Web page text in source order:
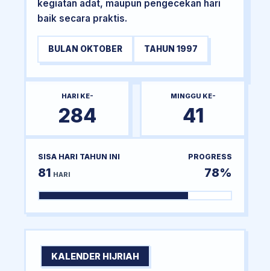
kegiatan adat, maupun pengecekan hari
baik secara praktis.
BULAN OKTOBER TAHUN 1997
HARI KE-
284
MINGGU KE-
41
SISA HARI TAHUN INI
81 HARI
PROGRESS
78%
KALENDER HIJRIAH